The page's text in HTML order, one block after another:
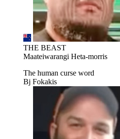
THE BEAST
Maateiwarangi Heta-morris
The human curse word
Bj Fokakis